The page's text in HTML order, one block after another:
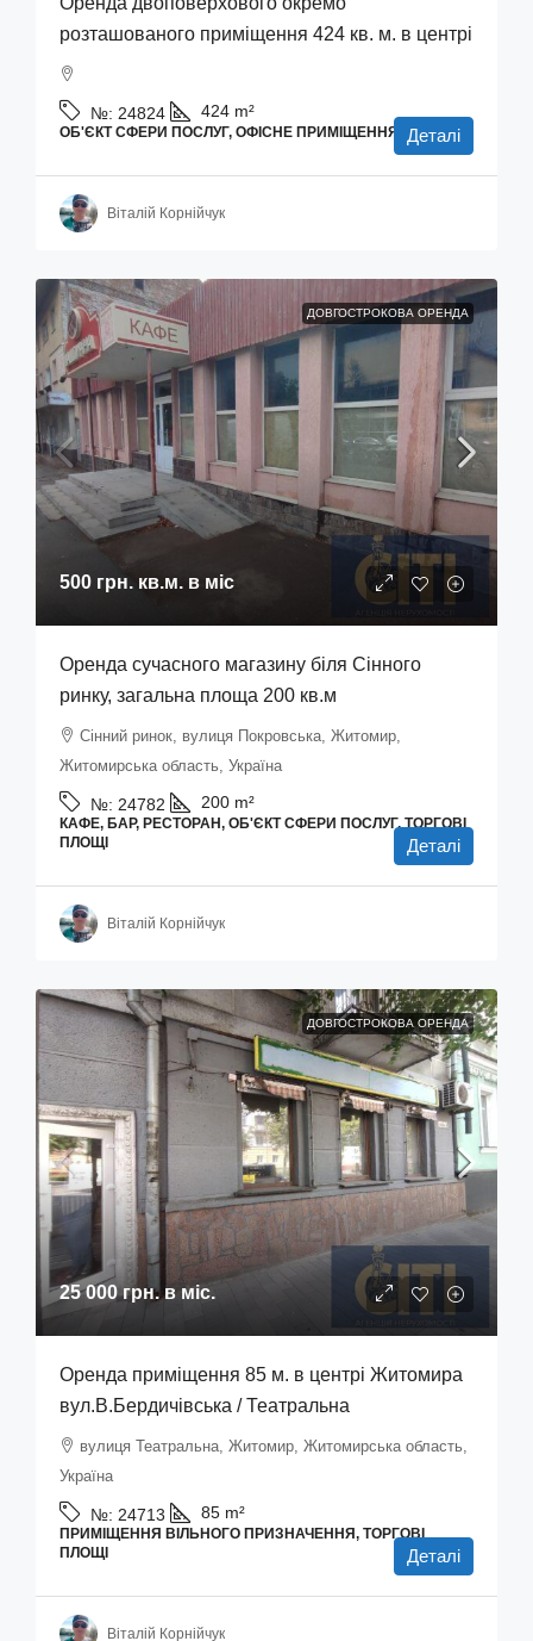
розташованого приміщення 424 кв. м. в центрі
№: 24824 424 m²
ОБ'ЄКТ СФЕРИ ПОСЛУГ, ОФІСНЕ ПРИМІЩЕННЯ Деталі
Віталій Корнійчук
ДОВГОСТРОКОВА ОРЕНДА
500 грн. кв.м. в міс
Оренда сучасного магазину біля Сінного
ринку, загальна площа 200 кв.м
Сінний ринок, вулиця Покровська, Житомир,
Житомирська область, Україна
№: 24782 200 m²
КАФЕ, БАР, РЕСТОРАН, ОБ'ЄКТ СФЕРИ ПОСЛУГ, ТОРГОВІ
ПЛОЩІ
Деталі
Віталій Корнійчук
ДОВГОСТРОКОВА ОРЕНДА
25 000 грн.в міс.
Оренда приміщення 85 м. в центрі Житомира
вул.В.Бердичівська / Театральна
вулиця Театральна, Житомир, Житомирська область,
Україна
№: 24713 85 m²
ПРИМІЩЕННЯ ВІЛЬНОГО ПРИЗНАЧЕННЯ, ТОРГОВІ
ПЛОЩІ
Деталі
Віталій Корнійчук